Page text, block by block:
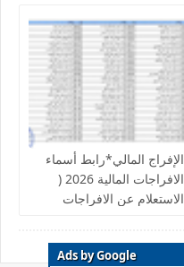
Ads by Google
الوطني للبحوث الطبية
والكليات التقنية والمعاهد
الإفراج المالي*رابط أسماء
الافراجات المالية 2026 (
الاستعلام عن الافراجات
لمرتبات من استوفى الشروط